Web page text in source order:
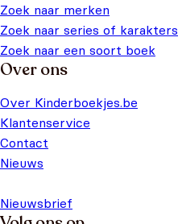
Zoek naar merken
Zoek naar series of karakters
Zoek naar een soort boek
Over ons
Over Kinderboekjes.be
Klantenservice
Contact
Nieuws
Nieuwsbrief